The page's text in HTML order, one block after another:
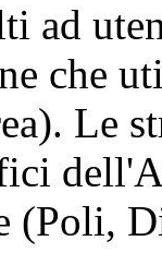
ad
che
Le
(Poli,